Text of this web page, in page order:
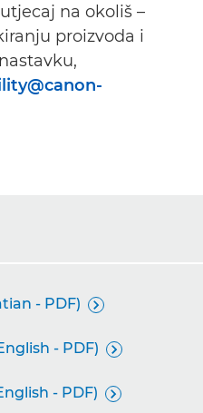
na okoliš –
proizvoda i
- PDF) 
- PDF) 
- PDF) 